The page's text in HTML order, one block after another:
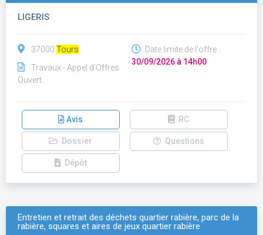
LIGERIS
37000 Tours
Travaux - Appel d'Offres
Ouvert
Date limite de l'offre :
30/09/2026 à 14h00
Avis RC
Dossier Questions
Dépôt
Entretien et retrait des déchets quartier rabière, parc de la
rabière, squares et aires de jeux quartier rabière